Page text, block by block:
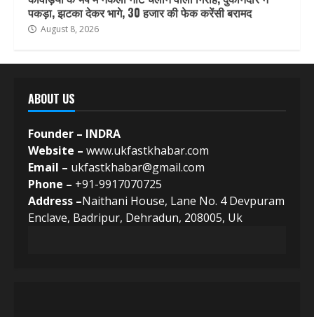
पकड़ा, झटका देकर भागे, 30 हजार की फेक करेंसी बरामद
August 8, 2026
ABOUT US
Founder – INDRA
Website – www.ukfastkhabar.com
Email – ukfastkhabar@gmail.com
Phone – +91-9917070725
Address –Naithani House, Lane No. 4 Devpuram
Enclave, Badripur, Dehradun, 208005, Uk